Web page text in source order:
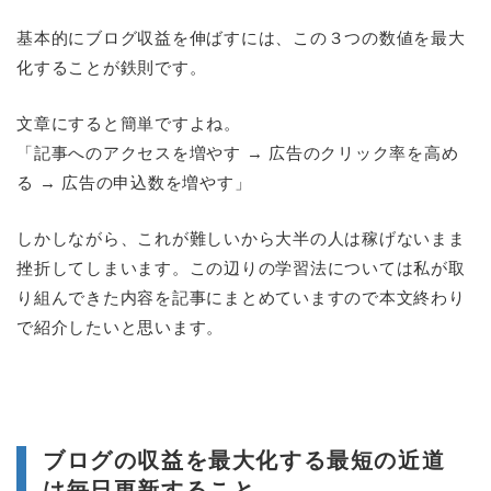
基本的にブログ収益を伸ばすには、この３つの数値を最大
化することが鉄則です。
文章にすると簡単ですよね。
「記事へのアクセスを増やす → 広告のクリック率を高め
る → 広告の申込数を増やす」
しかしながら、これが難しいから大半の人は稼げないまま
挫折してしまいます。この辺りの学習法については私が取
り組んできた内容を記事にまとめていますので本文終わり
で紹介したいと思います。
ブログの収益を最大化する最短の近道